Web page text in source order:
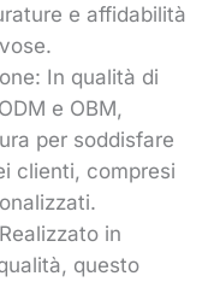
e affidabilità
In qualità di
e OBM,
per soddisfare
clienti, compresi
in
questo